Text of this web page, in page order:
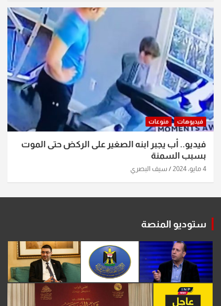
فيديوهات منوعات
فيديو.. أب يجبر ابنه الصغير على الركض حتى الموت
بسبب السمنة
4 مايو، 2024 سيف البصري
ستوديو المنصة